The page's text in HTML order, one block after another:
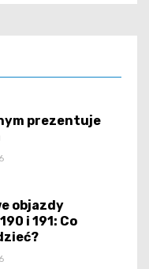
prezentuje
objazdy
i 191: Co